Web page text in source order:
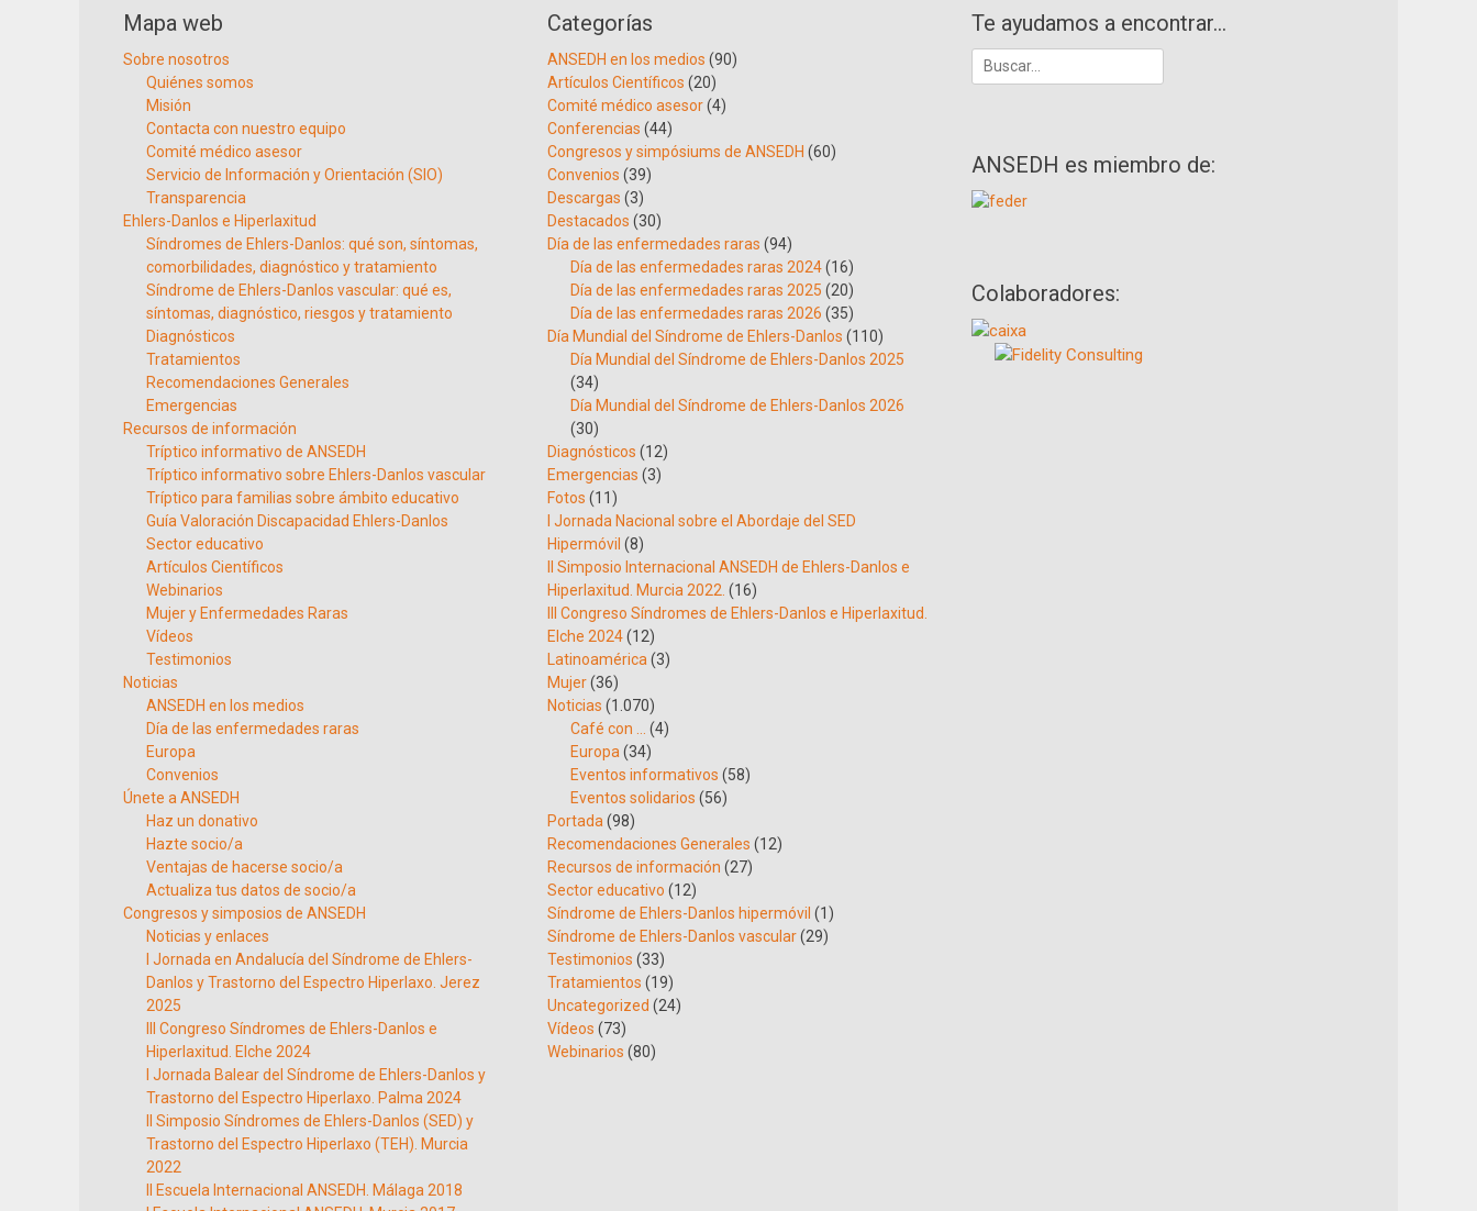
Mapa web
Sobre nosotros
Quiénes somos
Misión
Contacta con nuestro equipo
Comité médico asesor
Servicio de Información y Orientación (SIO)
Transparencia
Ehlers-Danlos e Hiperlaxitud
Síndromes de Ehlers-Danlos: qué son, síntomas,
comorbilidades, diagnóstico y tratamiento
Síndrome de Ehlers-Danlos vascular: qué es,
síntomas, diagnóstico, riesgos y tratamiento
Diagnósticos
Tratamientos
Recomendaciones Generales
Emergencias
Recursos de información
Tríptico informativo de ANSEDH
Tríptico informativo sobre Ehlers-Danlos vascular
Tríptico para familias sobre ámbito educativo
Guía Valoración Discapacidad Ehlers-Danlos
Sector educativo
Artículos Científicos
Webinarios
Mujer y Enfermedades Raras
Vídeos
Testimonios
Noticias
ANSEDH en los medios
Día de las enfermedades raras
Europa
Convenios
Únete a ANSEDH
Haz un donativo
Hazte socio/a
Ventajas de hacerse socio/a
Actualiza tus datos de socio/a
Congresos y simposios de ANSEDH
Noticias y enlaces
I Jornada en Andalucía del Síndrome de Ehlers-
Danlos y Trastorno del Espectro Hiperlaxo. Jerez
2025
III Congreso Síndromes de Ehlers-Danlos e
Hiperlaxitud. Elche 2024
I Jornada Balear del Síndrome de Ehlers-Danlos y
Trastorno del Espectro Hiperlaxo. Palma 2024
II Simposio Síndromes de Ehlers-Danlos (SED) y
Trastorno del Espectro Hiperlaxo (TEH). Murcia
2022
II Escuela Internacional ANSEDH. Málaga 2018
Categorías
ANSEDH en los medios (90)
Artículos Científicos (20)
Comité médico asesor(4)
Conferencias (44)
Congresos y simpósiums de ANSEDH (60)
Convenios (39)
Descargas (3)
Destacados (30)
Día de las enfermedades raras (94)
Día de las enfermedades raras 2024(16)
Día de las enfermedades raras 2025 (20)
Día de las enfermedades raras 2026 (35)
Día Mundial del Síndrome de Ehlers-Danlos (110)
Día Mundial del Síndrome de Ehlers-Danlos 2025
(34)
Día Mundial del Síndrome de Ehlers-Danlos 2026
(30)
Diagnósticos (12)
Emergencias (3)
Fotos (11)
I Jornada Nacional sobre el Abordaje del SED
Hipermóvil (8)
II Simposio Internacional ANSEDH de Ehlers-Danlos e
Hiperlaxitud. Murcia 2022. (16)
III Congreso Síndromes de Ehlers-Danlos e Hiperlaxitud.
Elche 2024(12)
Latinoamérica (3)
Mujer(36)
Noticias (1.070)
Café con …
(4)
Europa (34)
Eventos informativos (58)
Eventos solidarios (56)
Portada (98)
Recomendaciones Generales (12)
Recursos de información (27)
Sector educativo (12)
Síndrome de Ehlers-Danlos hipermóvil (1)
Síndrome de Ehlers-Danlos vascular(29)
Testimonios (33)
Tratamientos (19)
Uncategorized (24)
Vídeos (73)
Webinarios (80)
Te ayudamos a encontrar…
Buscar:
ANSEDH es miembro de:
Colaboradores: